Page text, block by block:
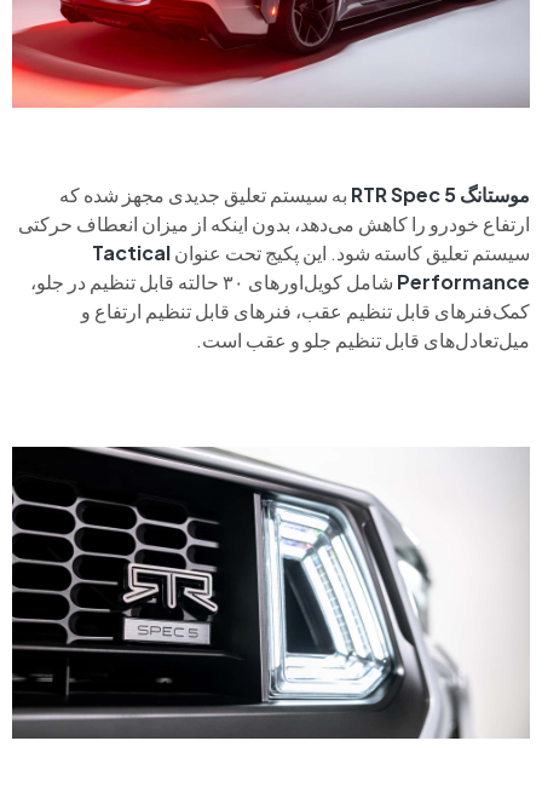
موستانگ RTR Spec 5
به سیستم تعلیق جدیدی مجهز شده که
ارتفاع خودرو را کاهش می‌دهد، بدون اینکه از میزان انعطاف حرکتی
سیستم تعلیق کاسته شود. این پکیج تحت عنوانTactical
Performance
شامل کویل‌اورهای ۳۰ حالته قابل تنظیم در جلو،
کمک‌فنرهای قابل تنظیم عقب، فنرهای قابل تنظیم ارتفاع و
میل‌تعادل‌های قابل تنظیم جلو و عقب است.